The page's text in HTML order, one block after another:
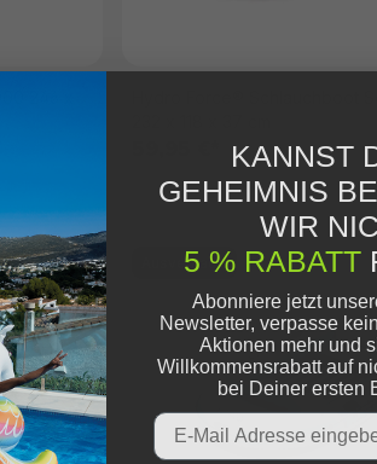
Ausverkauft
KANNST
GEHEIMNIS
WIR
5 % RABATT
Abonniere jetzt
Newsletter, verpasse
Aktionen mehr und
Willkommensrabatt auf
bei Deiner ersten
Email